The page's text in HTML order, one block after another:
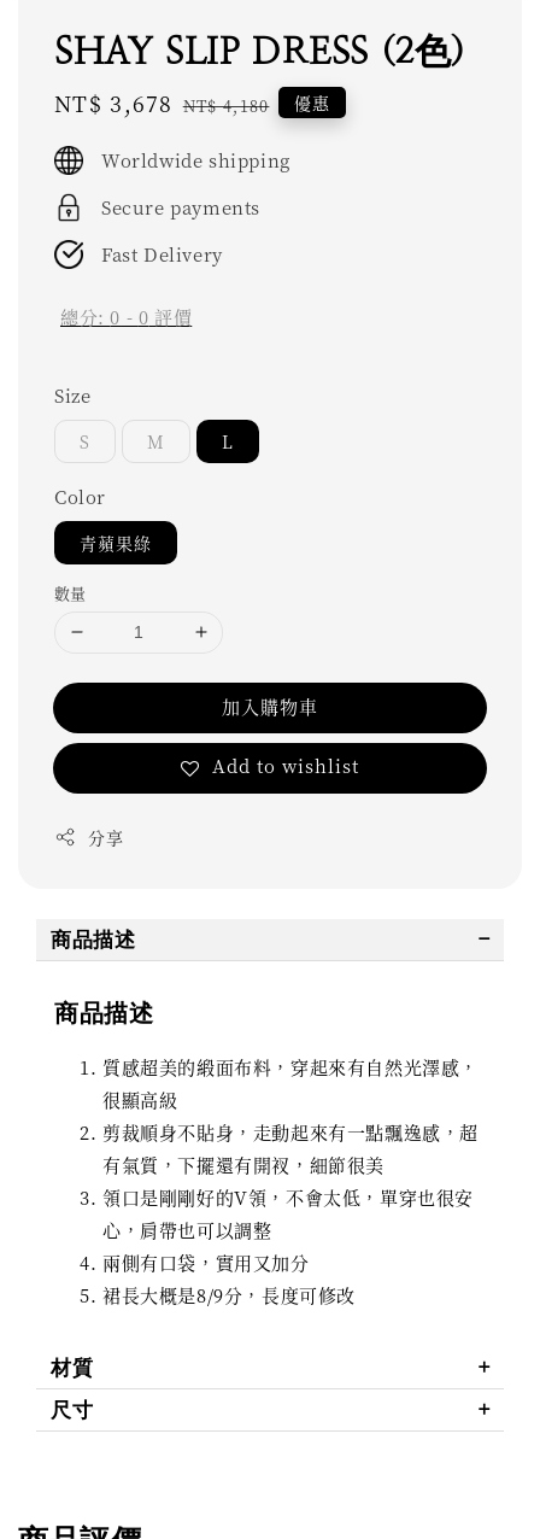
SHAY SLIP DRESS (2色)
Sale
NT$ 3,678 Regular
NT$ 4,180 優惠
Worldwide shipping
Secure payments
Fast Delivery
總分:0 - 0 評價
Size
S M L
Color
青蘋果綠
數量
加入購物車
Add to wishlist
分享
商品描述
商品描述
質感超美的緞面布料，穿起來有自然光澤感，
很顯高級
剪裁順身不貼身，走動起來有一點飄逸感，超
有氣質，下擺還有開衩，細節很美
領口是剛剛好的V領，不會太低，單穿也很安
心，肩帶也可以調整
兩側有口袋，實用又加分
裙長大概是8/9分，長度可修改
材質
尺寸